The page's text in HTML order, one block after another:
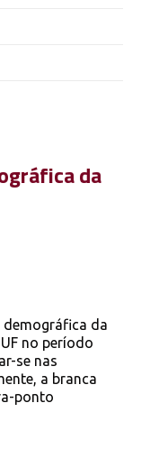
da
demográfica da
no período
se nas
a branca
ponto